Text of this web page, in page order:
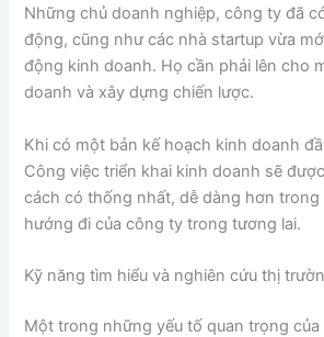
Những chủ doanh nghiệp, công ty đã
động, cũng như các nhà startup vừa
động kinh doanh. Họ cần phải lên cho
doanh và xây dựng chiến lược.
Khi có một bản kế hoạch kinh doanh
Công việc triển khai kinh doanh sẽ
cách có thống nhất, dễ dàng hơn trong
hướng đi của công ty trong tương lai.
Kỹ năng tìm hiểu và nghiên cứu thị
Một trong những yếu tố quan trọng của